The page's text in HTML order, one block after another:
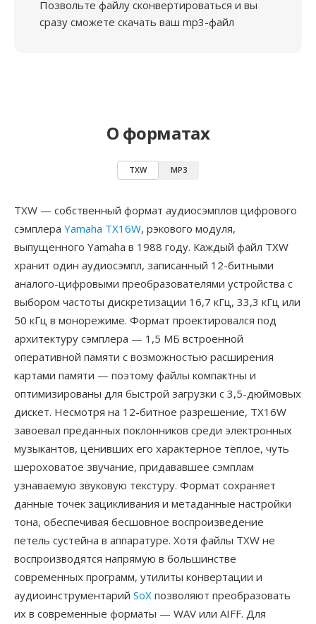
Позвольте файлу сконвертироваться и вы
сразу сможете скачать ваш mp3-файл
О форматах
TXW MP3
TXW — собственный формат аудиосэмплов цифрового
сэмплера Yamaha TX16W, рэкового модуля,
выпущенного Yamaha в 1988 году. Каждый файл TXW
хранит один аудиосэмпл, записанный 12-битными
аналого-цифровыми преобразователями устройства с
выбором частоты дискретизации 16,7 кГц, 33,3 кГц или
50 кГц в монорежиме. Формат проектировался под
архитектуру сэмплера — 1,5 МБ встроенной
оперативной памяти с возможностью расширения
картами памяти — поэтому файлы компактны и
оптимизированы для быстрой загрузки с 3,5-дюймовых
дискет. Несмотря на 12-битное разрешение, TX16W
завоевал преданных поклонников среди электронных
музыкантов, ценивших его характерное тёплое, чуть
шероховатое звучание, придававшее сэмплам
узнаваемую звуковую текстуру. Формат сохраняет
данные точек зацикливания и метаданные настройки
тона, обеспечивая бесшовное воспроизведение
петель сустейна в аппаратуре. Хотя файлы TXW не
воспроизводятся напрямую в большинстве
современных программ, утилиты конвертации и
аудиоинструментарий SoX позволяют преобразовать
их в современные форматы — WAV или AIFF. Для